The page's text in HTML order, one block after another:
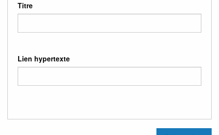
Titre
Lien hypertexte